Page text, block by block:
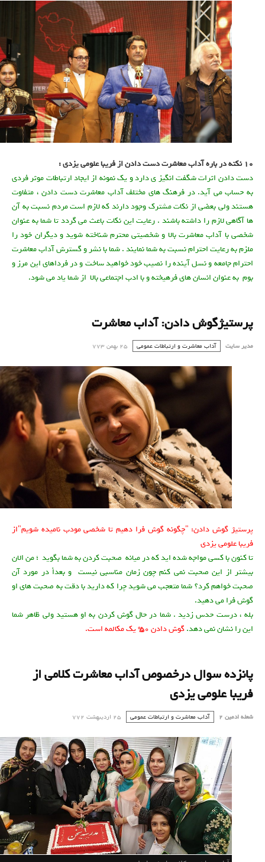
10 نکته در باره آداب معاشرت دست دادن از فریبا علومی یزدی :
دست دادن اثرات شگفت انگیز ی دارد و یک نمونه از ایجاد ارتباطات موثر فردی
به حساب می آید. در فرهنگ های مختلف آداب معاشرت دست دادن ، متفاوت
هستند ولی بعضی از نکات مشترک وجود دارند که لازم است مردم نسبت به آن
ها آگاهی لازم را داشته باشند . رعایت این نکات باعث می گردد تا شما به عنوان
شخصی با آداب معاشرت بالا و شخصیتی محترم شناخته شوید و دیگران خود را
ملزم به رعایت احترام نسبت به شما نمایند . شما با نشر و گسترش آداب معاشرت
احترام جامعه و نسل آینده را نصیب خود خواهید ساخت و در فرداهای این مرز و
بوم به عنوان انسان های فرهیخته و با ادب اجتماعی بالا از شما یاد می شود.
پرستیژگوش دادن: آداب معاشرت
مدیر سایت آداب معاشرت و ارتباطات عمومی 25 بهمن 773
پرستیژ گوش دادن: آداب معاشرت
پرستیژ گوش دادن: "چگونه گوش فرا دهیم تا شخصی مودب نامیده شویم"از
فریبا علومی یزدی
تا کنون با کسی مواجه شده اید که در میانه صحبت کردن به شما بگوید ؛ من الان
بیشتر از این صحبت نمی کنم چون زمان مناسبی نیست و بعداً در مورد آن
صحبت خواهم کرد؟ شما متعجب می شوید چرا که دارید با دقت به صحبت های او
گوش فرا می دهید.
بله ، درست حدس زدید . شما در حال گوش کردن به او هستید ولی ظاهر شما
این را نشان نمی دهد.گوش دادن 50% یک مکالمه است.
پانزده سوال درخصوص آداب معاشرت کلامی از
فریبا علومی یزدی
شعله ادمین 2 آداب معاشرت و ارتباطات عمومی 25 ارديبهشت 772